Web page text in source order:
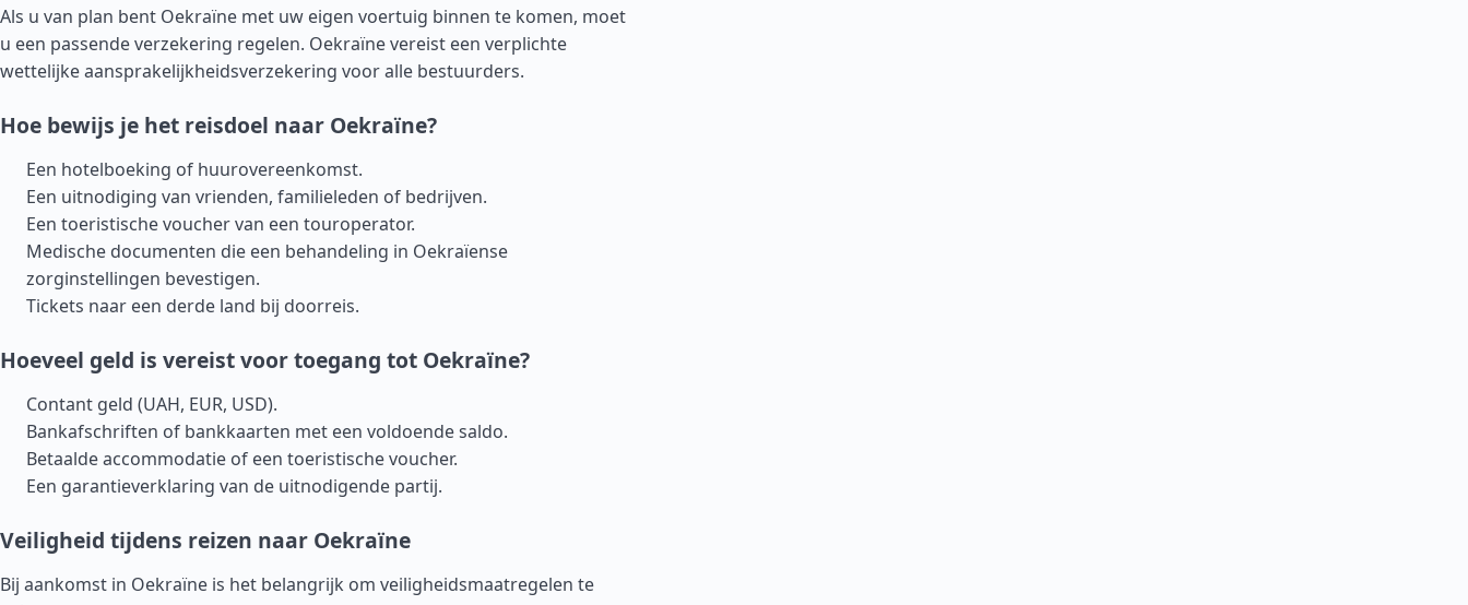
Als u van plan bent Oekraïne met uw eigen voertuig binnen te komen, moet
u een passende verzekering regelen. Oekraïne vereist een verplichte
wettelijke aansprakelijkheidsverzekering voor alle bestuurders.
Hoe bewijs je het reisdoel naar Oekraïne?
Een hotelboeking of huurovereenkomst.
Een uitnodiging van vrienden, familieleden of bedrijven.
Een toeristische voucher van een touroperator.
Medische documenten die een behandeling in Oekraïense
zorginstellingen bevestigen.
Tickets naar een derde land bij doorreis.
Hoeveel geld is vereist voor toegang tot Oekraïne?
Contant geld (UAH, EUR, USD).
Bankafschriften of bankkaarten met een voldoende saldo.
Betaalde accommodatie of een toeristische voucher.
Een garantieverklaring van de uitnodigende partij.
Veiligheid tijdens reizen naar Oekraïne
Bij aankomst in Oekraïne is het belangrijk om veiligheidsmaatregelen te